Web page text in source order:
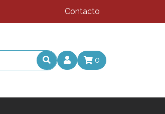
Contacto
0